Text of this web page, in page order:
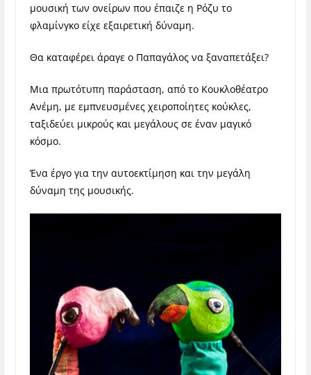
μουσική των ονείρων που έπαιζε η Ρόζυ το
φλαμίνγκο είχε εξαιρετική δύναμη.
Θα καταφέρει άραγε ο Παπαγάλος να ξαναπετάξει?
Μια πρωτότυπη παράσταση, από το Κουκλοθέατρο
Ανέμη, με εμπνευσμένες χειροποίητες κούκλες,
ταξιδεύει μικρούς και μεγάλους σε έναν μαγικό
κόσμο.
Ένα έργο για την αυτοεκτίμηση και την μεγάλη
δύναμη της μουσικής.